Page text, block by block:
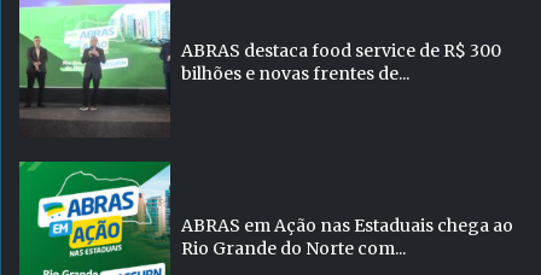
ABRAS destaca food service de R$ 300
bilhões e novas frentes de...
ABRAS em Ação nas Estaduais chega ao
Rio Grande do Norte com...